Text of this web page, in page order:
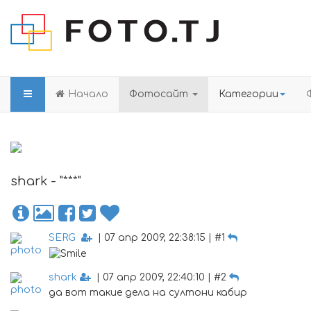
Начало Фотосайт Категории
shark - "***"
SERG | 07 апр 2009, 22:38:15 | #1
shark
| 07 апр 2009, 22:40:10 | #2
да вот такие дела на султони кабир